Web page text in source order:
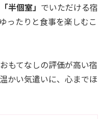
半個室」 でいただける宿
ったりと食事を楽しむこ
もてなしの評価が高い宿
かい気遣いに、心までほ